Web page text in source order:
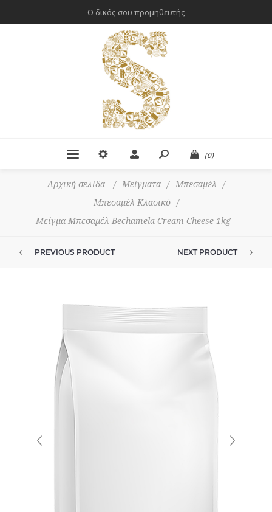
Ο δικός σου προμηθευτής
(0)
Αρχική σελίδα / Μείγματα / Μπεσαμέλ
/
Μπεσαμέλ Κλασικό
/
Μείγμα Μπεσαμέλ Bechamela Cream Cheese 1kg
PREVIOUS PRODUCT NEXT PRODUCT